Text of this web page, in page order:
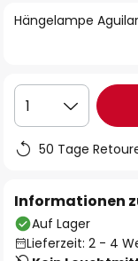
Hängelampe
1
50 Tage
Informationen
Auf Lager
Lieferzeit: 2 - 4